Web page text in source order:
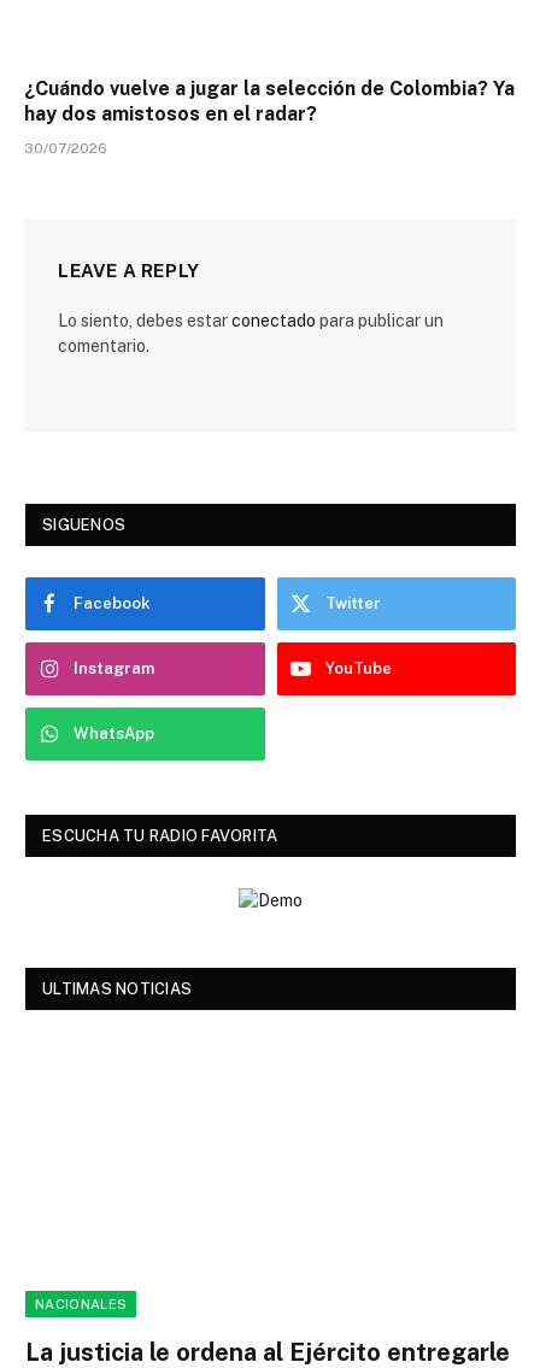
¿Cuándo vuelve a jugar la selección de Colombia? Ya
hay dos amistosos en el radar?
30/07/2026
LEAVE A REPLY
Lo siento, debes estarconectado para publicar un
comentario.
SIGUENOS
Facebook Twitter
Instagram YouTube
WhatsApp
ESCUCHA TU RADIO FAVORITA
ULTIMAS NOTICIAS
NACIONALES
La justicia le ordena al Ejército entregarle